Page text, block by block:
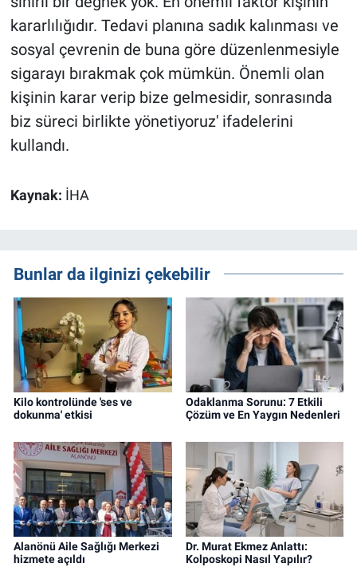
kararlılığıdır. Tedavi planına sadık kalınması ve
sosyal çevrenin de buna göre düzenlenmesiyle
sigarayı bırakmak çok mümkün. Önemli olan
kişinin karar verip bize gelmesidir, sonrasında
biz süreci birlikte yönetiyoruz' ifadelerini
kullandı.
Kaynak: İHA
Bunlar da ilginizi çekebilir
Kilo kontrolünde 'ses ve
dokunma' etkisi
Odaklanma Sorunu: 7 Etkili
Çözüm ve En Yaygın Nedenleri
Alanönü Aile Sağlığı Merkezi
hizmete açıldı
Dr. Murat Ekmez Anlattı:
Kolposkopi Nasıl Yapılır?